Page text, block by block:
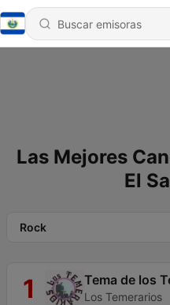
Las Mejores
El
Rock
1 Tema de los
Los Temerarios